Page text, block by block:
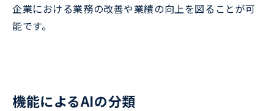
企業における業務の改善や業績の向上を図ることが可
能です。
機能によるAIの分類